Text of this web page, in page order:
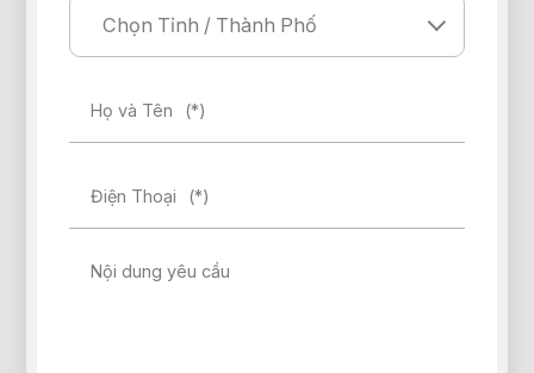
Họ và Tên (*)
Điện Thoại (*)
Nội dung yêu cầu